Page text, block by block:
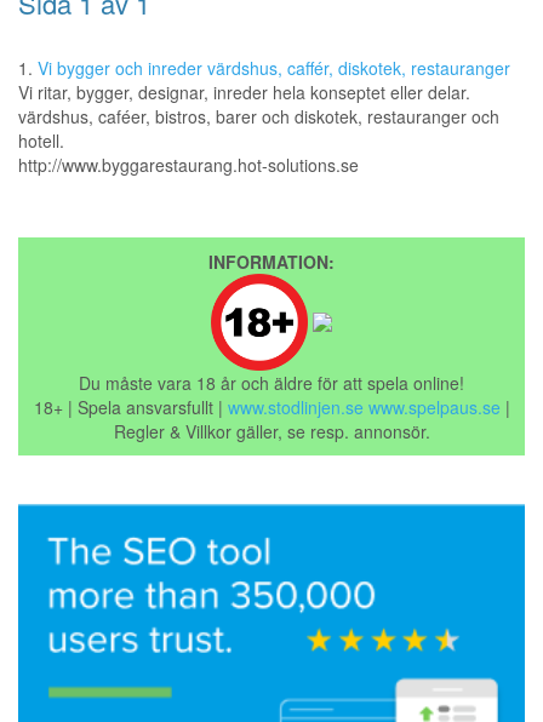
1. Vi bygger och inreder värdshus, caffér, diskotek, restauranger
Vi ritar, bygger, designar, inreder hela konseptet eller delar.
värdshus, caféer, bistros, barer och diskotek, restauranger och
hotell.
http://www.byggarestaurang.hot-solutions.se
INFORMATION:
Du måste vara 18 år och äldre för att spela online!
18+ | Spela ansvarsfullt | www.stodlinjen.se www.spelpaus.se |
Regler & Villkor gäller, se resp. annonsör.